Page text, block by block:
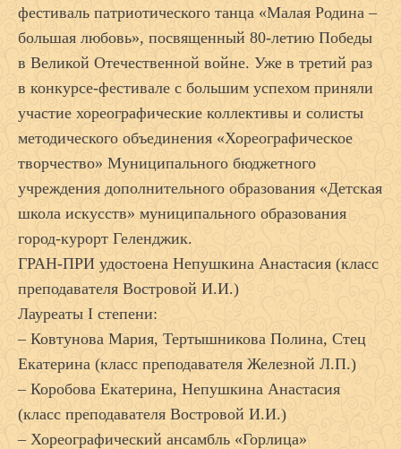
фестиваль патриотического танца «Малая Родина –
большая любовь», посвященный 80-летию Победы
в Великой Отечественной войне. Уже в третий раз
в конкурсе-фестивале с большим успехом приняли
участие хореографические коллективы и солисты
методического объединения «Хореографическое
творчество» Муниципального бюджетного
учреждения дополнительного образования «Детская
школа искусств» муниципального образования
город-курорт Геленджик.
ГРАН-ПРИ удостоена Непушкина Анастасия (класс
преподавателя Востровой И.И.)
Лауреаты I степени:
– Ковтунова Мария, Тертышникова Полина, Стец
Екатерина (класс преподавателя Железной Л.П.)
– Коробова Екатерина, Непушкина Анастасия
(класс преподавателя Востровой И.И.)
– Хореографический ансамбль «Горлица»